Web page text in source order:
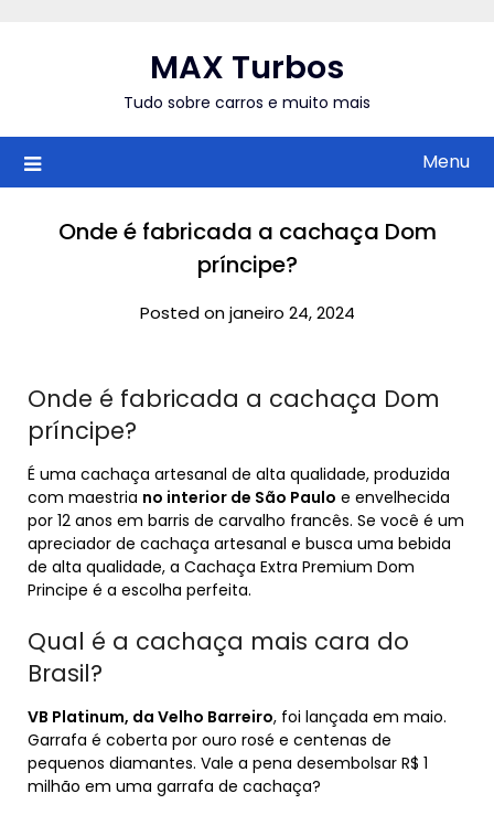
MAX Turbos
Tudo sobre carros e muito mais
Menu
Onde é fabricada a cachaça Dom
príncipe?
Posted on janeiro 24, 2024
Onde é fabricada a cachaça Dom
príncipe?
É uma cachaça artesanal de alta qualidade, produzida
com maestria no interior de São Paulo e envelhecida
por 12 anos em barris de carvalho francês. Se você é um
apreciador de cachaça artesanal e busca uma bebida
de alta qualidade, a Cachaça Extra Premium Dom
Principe é a escolha perfeita.
Qual é a cachaça mais cara do
Brasil?
VB Platinum, da Velho Barreiro, foi lançada em maio.
Garrafa é coberta por ouro rosé e centenas de
pequenos diamantes. Vale a pena desembolsar R$ 1
milhão em uma garrafa de cachaça?